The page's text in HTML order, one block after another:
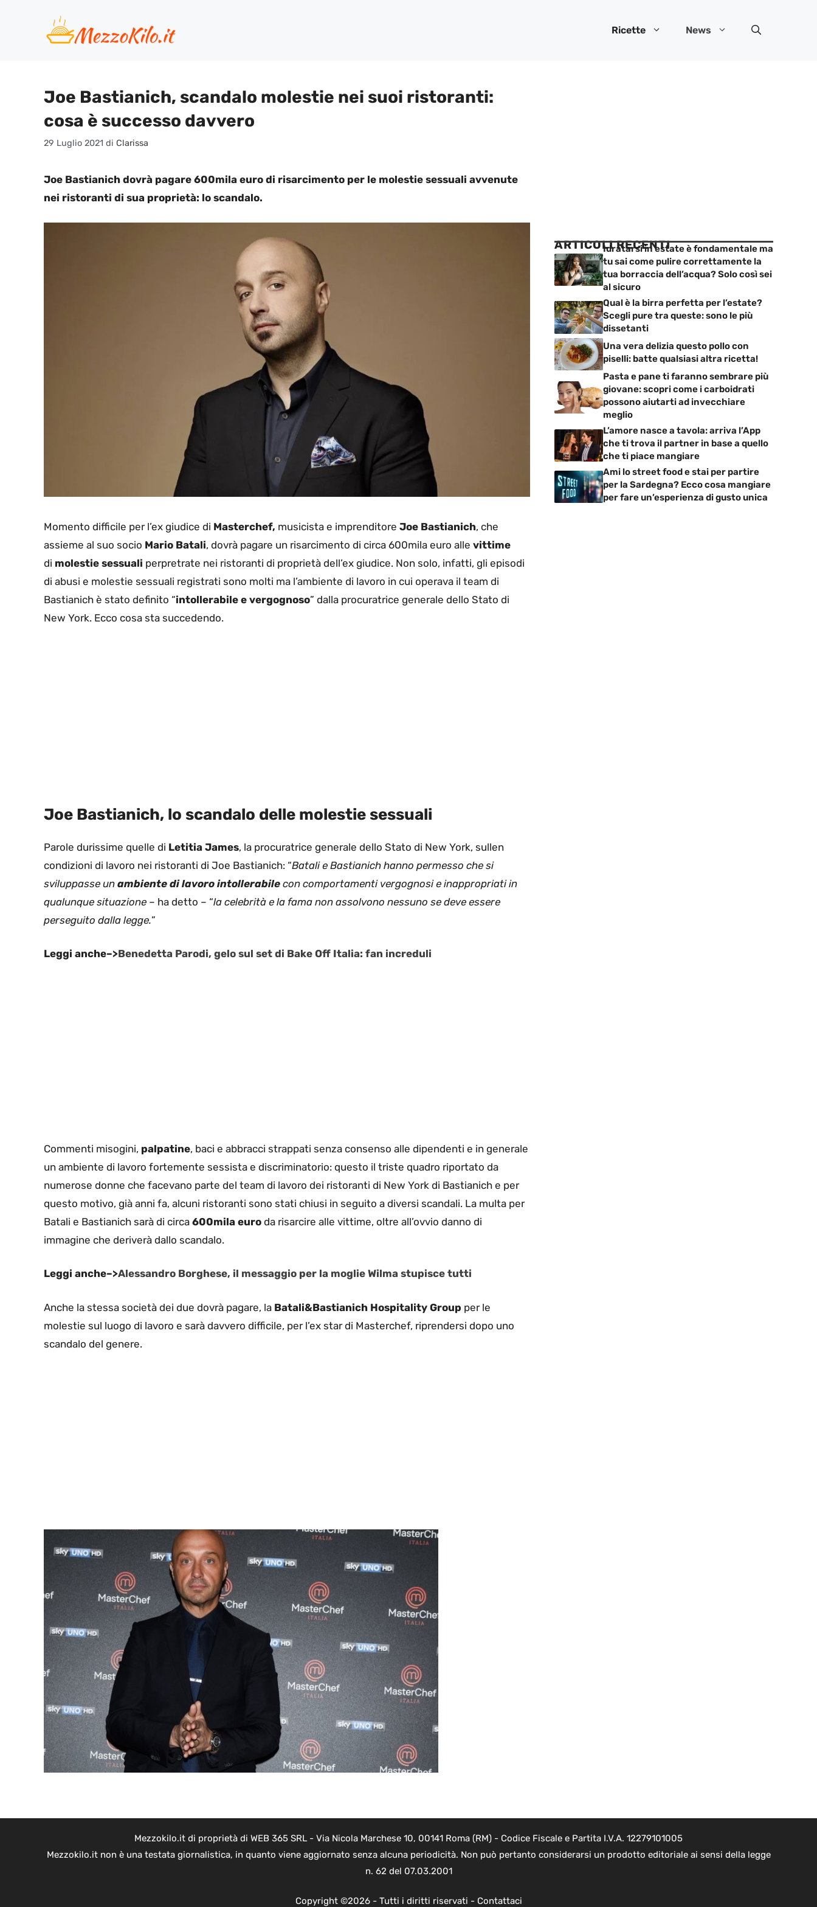
contenuto
Ricette News
Joe Bastianich, scandalo molestie nei suoi ristoranti:
cosa è successo davvero
29 Luglio 2021 di Clarissa
Joe Bastianich dovrà pagare 600mila euro di risarcimento per le molestie sessuali avvenute
nei ristoranti di sua proprietà: lo scandalo.
Momento difficile per l’ex giudice di Masterchef, musicista e imprenditore Joe Bastianich, che
assieme al suo socio Mario Batali, dovrà pagare un risarcimento di circa 600mila euro alle vittime
di molestie sessuali perpretrate nei ristoranti di proprietà dell’ex giudice. Non solo, infatti, gli episodi
di abusi e molestie sessuali registrati sono molti ma l’ambiente di lavoro in cui operava il team di
Bastianich è stato definito “intollerabile e vergognoso” dalla procuratrice generale dello Stato di
New York. Ecco cosa sta succedendo.
Joe Bastianich, lo scandalo delle molestie sessuali
Parole durissime quelle di Letitia James, la procuratrice generale dello Stato di New York, sullen
condizioni di lavoro nei ristoranti di Joe Bastianich: “Batali e Bastianich hanno permesso che si
sviluppasse un ambiente di lavoro intollerabile con comportamenti vergognosi e inappropriati in
qualunque situazione – ha detto – “la celebrità e la fama non assolvono nessuno se deve essere
perseguito dalla legge.”
Leggi anche–>Benedetta Parodi, gelo sul set di Bake Off Italia: fan increduli
Commenti misogini, palpatine, baci e abbracci strappati senza consenso alle dipendenti e in generale
un ambiente di lavoro fortemente sessista e discriminatorio: questo il triste quadro riportato da
numerose donne che facevano parte del team di lavoro dei ristoranti di New York di Bastianich e per
questo motivo, già anni fa, alcuni ristoranti sono stati chiusi in seguito a diversi scandali. La multa per
Batali e Bastianich sarà di circa 600mila euro da risarcire alle vittime, oltre all’ovvio danno di
immagine che deriverà dallo scandalo.
Leggi anche–>Alessandro Borghese, il messaggio per la moglie Wilma stupisce tutti
Anche la stessa società dei due dovrà pagare, la Batali&Bastianich Hospitality Group per le
molestie sul luogo di lavoro e sarà davvero difficile, per l’ex star di Masterchef, riprendersi dopo uno
scandalo del genere.
ARTICOLI RECENTI
Idratarsi in estate è fondamentale ma
tu sai come pulire correttamente la
tua borraccia dell’acqua? Solo così sei
al sicuro
Qual è la birra perfetta per l’estate?
Scegli pure tra queste: sono le più
dissetanti
Una vera delizia questo pollo con
piselli: batte qualsiasi altra ricetta!
Pasta e pane ti faranno sembrare più
giovane: scopri come i carboidrati
possono aiutarti ad invecchiare
meglio
L’amore nasce a tavola: arriva l’App
che ti trova il partner in base a quello
che ti piace mangiare
Ami lo street food e stai per partire
per la Sardegna? Ecco cosa mangiare
per fare un’esperienza di gusto unica
Mezzokilo.it di proprietà di WEB 365 SRL - Via Nicola Marchese 10, 00141 Roma (RM) - Codice Fiscale e Partita I.V.A. 12279101005
Mezzokilo.it non è una testata giornalistica, in quanto viene aggiornato senza alcuna periodicità. Non può pertanto considerarsi un prodotto editoriale ai sensi della legge
n. 62 del 07.03.2001
Copyright ©2026 - Tutti i diritti riservati - Contattaci